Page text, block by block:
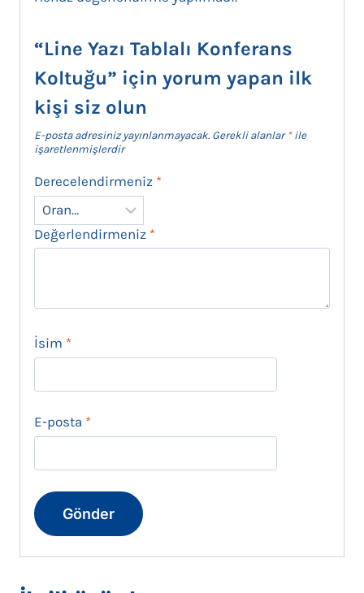
“Line Yazı Tablalı Konferans
Koltuğu” için yorum yapan ilk
kişi siz olun
E-posta adresiniz yayınlanmayacak. Gerekli alanlar *ile
işaretlenmişlerdir
Derecelendirmeniz *
Değerlendirmeniz *
İsim *
E-posta *